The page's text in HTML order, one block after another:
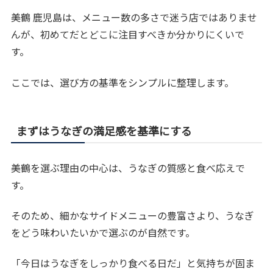
美鶴 鹿児島は、メニュー数の多さで迷う店ではありませ
んが、初めてだとどこに注目すべきか分かりにくいで
す。
ここでは、選び方の基準をシンプルに整理します。
まずはうなぎの満足感を基準にする
美鶴を選ぶ理由の中心は、うなぎの質感と食べ応えで
す。
そのため、細かなサイドメニューの豊富さより、うなぎ
をどう味わいたいかで選ぶのが自然です。
「今日はうなぎをしっかり食べる日だ」と気持ちが固ま